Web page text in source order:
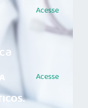
Acesse
Acesse